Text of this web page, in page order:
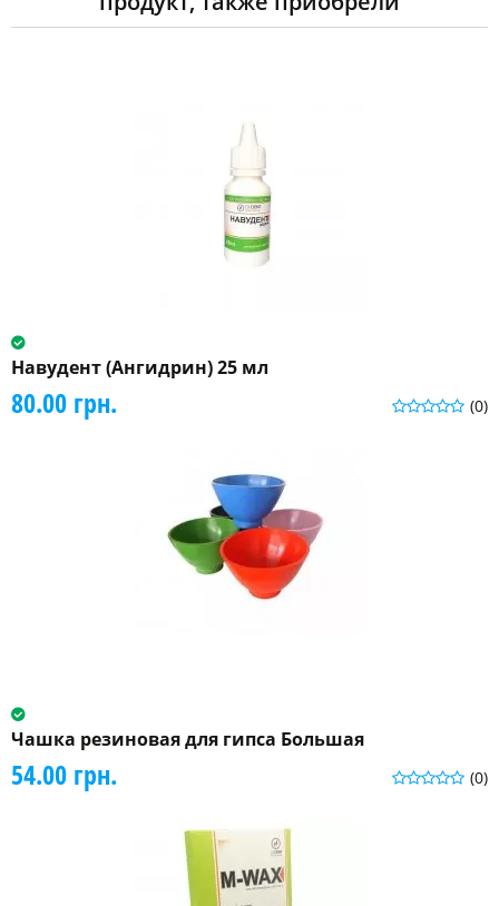
Навудент (Ангидрин) 25 мл
(0)
80.00 грн.
Чашка резиновая для гипса Большая
(0)
54.00 грн.